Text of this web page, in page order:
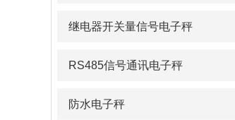
继电器开关量信号电子秤
RS485信号通讯电子秤
防水电子秤